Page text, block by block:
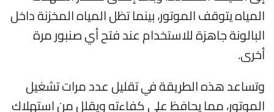
المياه يتوقف الموتور، بينما تظل المياه المخزنة داخل
البالونة جاهزة للاستخدام عند فتح أي صنبور مرة
أخرى.
وتساعد هذه الطريقة في تقليل عدد مرات تشغيل
الموتور، مما يحافظ على كفاءته ويقلل من استهلاك